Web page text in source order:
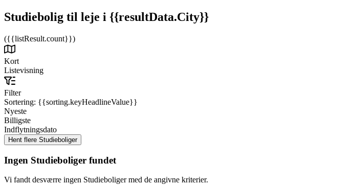
Studiebolig til leje i {{resultData.City}}
({{listResult.count}})
Kort
Listevisning
Filter
Sortering: {{sorting.keyHeadlineValue}}
Nyeste
Billigste
Indflytningsdato
Ingen Studieboliger fundet
Vi fandt desværre ingen Studieboliger med de angivne kriterier.